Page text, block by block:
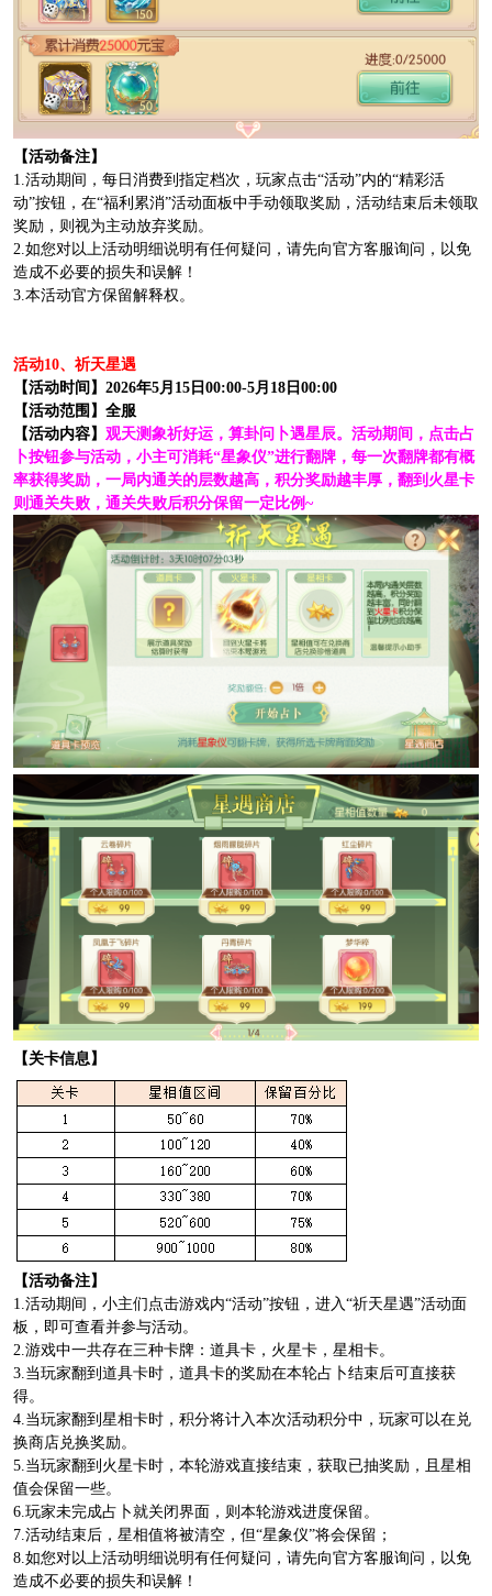
【活动备注】
1.活动期间，每日消费到指定档次，玩家点击“活动”内的“精彩活
动”按钮，在“福利累消”活动面板中手动领取奖励，活动结束后未领取
奖励，则视为主动放弃奖励。
2.如您对以上活动明细说明有任何疑问，请先向官方客服询问，以免
造成不必要的损失和误解！
3.本活动官方保留解释权。
活动10、祈天星遇
【活动时间】2026年5月15日00:00-5月18日00:00
【活动范围】全服
【活动内容】 观天测象祈好运，算卦问卜遇星辰。活动期间，点击占
卜按钮参与活动，小主可消耗“星象仪”进行翻牌，每一次翻牌都有概
率获得奖励，一局内通关的层数越高，积分奖励越丰厚，翻到火星卡
则通关失败，通关失败后积分保留一定比例~
【关卡信息】
【活动备注】
1.活动期间，小主们点击游戏内“活动”按钮，进入“祈天星遇”活动面
板，即可查看并参与活动。
2.游戏中一共存在三种卡牌：道具卡，火星卡，星相卡。
3.当玩家翻到道具卡时，道具卡的奖励在本轮占卜结束后可直接获
得。
4.当玩家翻到星相卡时，积分将计入本次活动积分中，玩家可以在兑
换商店兑换奖励。
5.当玩家翻到火星卡时，本轮游戏直接结束，获取已抽奖励，且星相
值会保留一些。
6.玩家未完成占卜就关闭界面，则本轮游戏进度保留。
7.活动结束后，星相值将被清空，但“星象仪”将会保留；
8.如您对以上活动明细说明有任何疑问，请先向官方客服询问，以免
造成不必要的损失和误解！